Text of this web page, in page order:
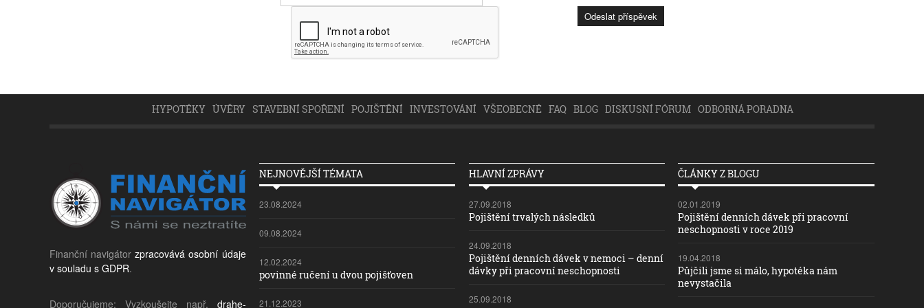
HYPOTÉKY ÚVĚRY STAVEBNÍ SPOŘENÍ POJIŠTĚNÍ INVESTOVÁNÍ VŠEOBECNÉ FAQ BLOG DISKUSNÍ FÓRUM ODBORNÁ PORADNA
Finanční navigátorzpracovává osobní údaje
v souladu s GDPR.
Doporučujeme: Vyzkoušejte např. drahe-
NEJNOVĚJŠÍ TÉMATA
23.08.2024
09.08.2024
12.02.2024
povinné ručení u dvou pojišťoven
21.12.2023
HLAVNÍ ZPRÁVY
27.09.2018
Pojištění trvalých následků
24.09.2018
Pojištění denních dávek v nemoci – denní
dávky při pracovní neschopnosti
25.09.2018
ČLÁNKY Z BLOGU
02.01.2019
Pojištění denních dávek při pracovní
neschopnosti v roce 2019
19.04.2018
Půjčili jsme si málo, hypotéka nám
nevystačila